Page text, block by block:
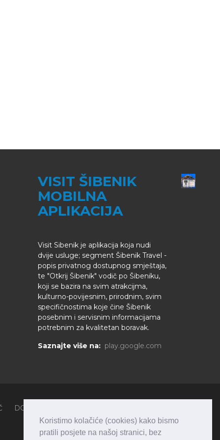
Koristimo kolačiće (cookies) kako bismo
pratili posjete na našoj stranici, bez
VISIT ŠIBENIK
MOBILNA
APLIKACIJA
Visit Sibenik je aplikacija koja nudi
dvije usluge; segment Šibenik Travel -
popis privatnog dostupnog smještaja,
te "Otkrij Šibenik" vodič po Šibeniku,
koji se bazira na svim atrakcijma,
kulturno-povijesnim, prirodnim, svim
specifičnostima koje čine Šibenik
posebnim i servisnim informacijama
potrebnim za kvalitetan boravak.
Saznajte više na: play.google.com
DOŽIVITE ŠIBENIK
SMJEŠTAJ
PLAN PUTOVANJA O ŠIBENIKU